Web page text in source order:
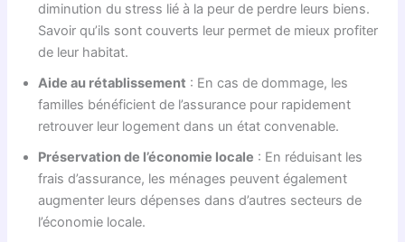
diminution du stress lié à la peur de perdre leurs biens.
Savoir qu’ils sont couverts leur permet de mieux profiter
de leur habitat.
Aide au rétablissement : En cas de dommage, les
familles bénéficient de l’assurance pour rapidement
retrouver leur logement dans un état convenable.
Préservation de l’économie locale : En réduisant les
frais d’assurance, les ménages peuvent également
augmenter leurs dépenses dans d’autres secteurs de
l’économie locale.